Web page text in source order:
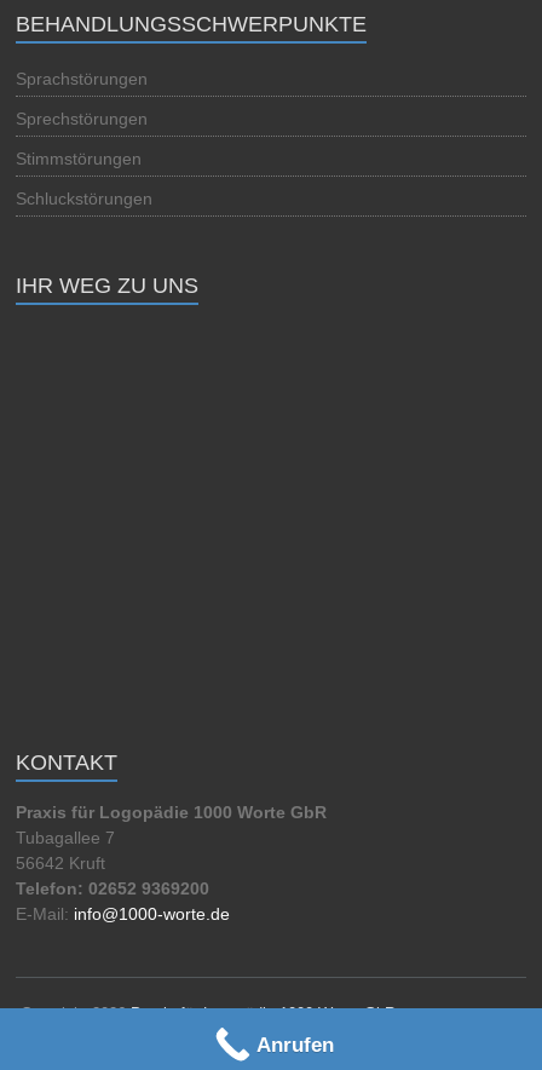
BEHANDLUNGSSCHWERPUNKTE
Sprachstörungen
Sprechstörungen
Stimmstörungen
Schluckstörungen
IHR WEG ZU UNS
KONTAKT
Praxis für Logopädie 1000 Worte GbR
Tubagallee 7
56642 Kruft
Telefon: 02652 9369200
E-Mail: info@1000-worte.de
Copyright 2026Praxis für Logopädie 1000 Worte GbR
Impressum
Datenschutzerklärung
Anrufen